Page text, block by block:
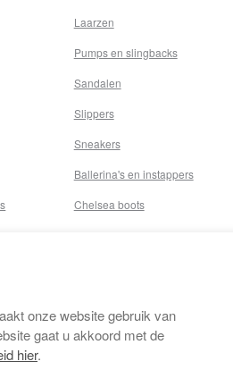
Laarzen
Pumps en slingbacks
Sandalen
Slippers
Sneakers
Ballerina's en instappers
Chelsea boots
onze website gebruik van
gaat u akkoord met de
hier.